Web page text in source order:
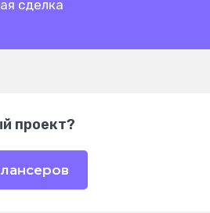
сделка
проект?